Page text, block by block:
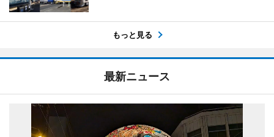
もっと見る
最新ニュース